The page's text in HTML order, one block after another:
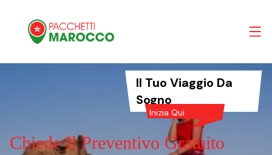
Il Tuo Viaggio Da
Sogno
Inizia Qui
Chiede Il Preventivo Gratuito